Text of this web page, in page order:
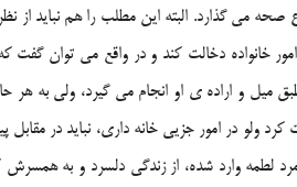
مي گذارد. البته اين مطلب را هم نبايد از
خانواده دخالت کند و در واقع مي توان
ميل و اراده ي او انجام مي گيرد، ولي به
ولو در امور جزيي خانه داري، نبايد در
مرد لطمه وارد شده، از زندگي دلسرد و به